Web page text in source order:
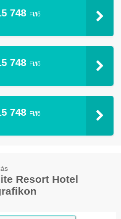
748 Ft/fő
748 Ft/fő
748 Ft/fő
Resort Hotel